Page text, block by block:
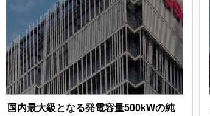
国内最大級となる発電容量500kWの純